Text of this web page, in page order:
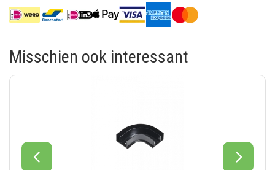
Misschien ook interessant